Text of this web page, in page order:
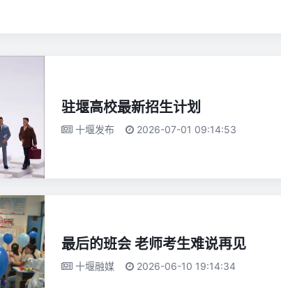
驻堰高校最新招生计划
十堰发布 2026-07-01 09:14:53
最后的班会 老师考生难说再见
十堰融媒 2026-06-10 19:14:34